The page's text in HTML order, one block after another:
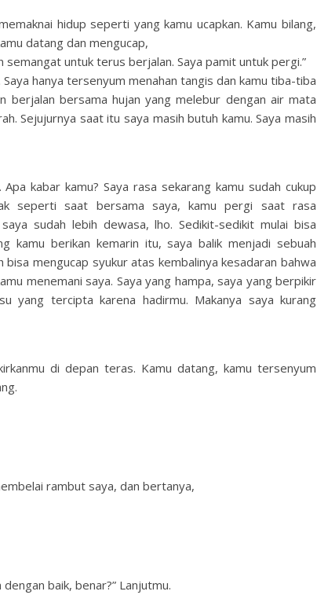
hidup seperti yang kamu ucapkan. Kamu bilang,
datang dan mengucap,
untuk terus berjalan. Saya pamit untuk pergi.”
hanya tersenyum menahan tangis dan kamu tiba-tiba
berjalan bersama hujan yang melebur dengan air mata
Sejujurnya saat itu saya masih butuh kamu. Saya masih
kabar kamu? Saya rasa sekarang kamu sudah cukup
seperti saat bersama saya, kamu pergi saat rasa
sudah lebih dewasa, lho. Sedikit-sedikit mulai bisa
kamu berikan kemarin itu, saya balik menjadi sebuah
bisa mengucap syukur atas kembalinya kesadaran bahwa
menemani saya. Saya yang hampa, saya yang berpikir
yang tercipta karena hadirmu. Makanya saya kurang
di depan teras. Kamu datang, kamu tersenyum
rambut saya, dan bertanya,
baik, benar?” Lanjutmu.